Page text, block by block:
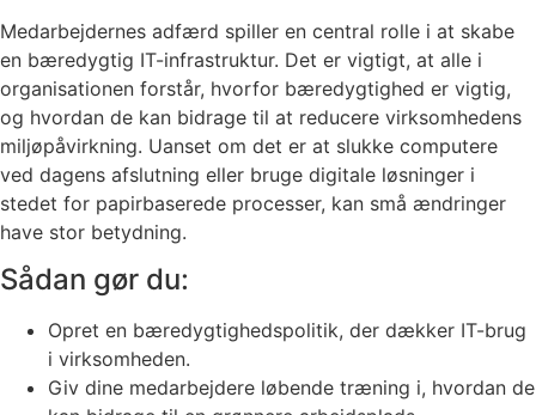
Medarbejdernes adfærd spiller en central rolle i at skabe
en bæredygtig IT-infrastruktur. Det er vigtigt, at alle i
organisationen forstår, hvorfor bæredygtighed er vigtig,
og hvordan de kan bidrage til at reducere virksomhedens
miljøpåvirkning. Uanset om det er at slukke computere
ved dagens afslutning eller bruge digitale løsninger i
stedet for papirbaserede processer, kan små ændringer
have stor betydning.
Sådan gør du:
Opret en bæredygtighedspolitik, der dækker IT-brug
i virksomheden.
Giv dine medarbejdere løbende træning i, hvordan de